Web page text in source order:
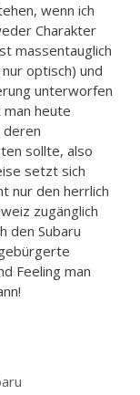
wenn ich
Charakter
massentauglich
optisch) und
unterworfen
heute
sollte, also
setzt sich
nur den herrlich
zugänglich
den Subaru
Feeling man